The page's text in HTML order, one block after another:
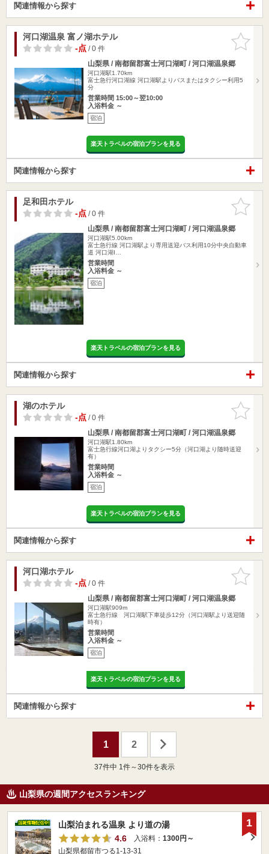
関連情報から探す
お気に入
りに追加
河口湖温泉 富ノ湖ホテル
-点/ 0 件
山梨県 / 南都留郡富士河口湖町 / 河口湖温泉郷
河口湖駅1.70km
富士急行河口湖線 河口湖駅よりバスまたはタクシー利用5
分
営業時間 15:00～翌10:00
入浴料金 ～
宿泊
楽天トラベルの宿泊プランを見る
関連情報から探す
お気に入
りに追加
足和田ホテル
-点/ 0 件
山梨県 / 南都留郡富士河口湖町 / 河口湖温泉郷
河口湖駅5.00km
富士急行線 河口湖駅より専用送迎バス利用10分中央自動車
道 河口湖I…
営業時間
入浴料金 ～
宿泊
楽天トラベルの宿泊プランを見る
関連情報から探す
お気に入
りに追加
湖のホテル
-点/ 0 件
山梨県 / 南都留郡富士河口湖町 / 河口湖温泉郷
河口湖駅1.80km
富士急行線河口湖よりタクシー5分（河口湖より随時送迎
有）
営業時間
入浴料金 ～
宿泊
楽天トラベルの宿泊プランを見る
関連情報から探す
お気に入
りに追加
河口湖ホテル
-点/ 0 件
山梨県 / 南都留郡富士河口湖町 / 河口湖温泉郷
河口湖駅909m
富士急行線 河口湖駅下車徒歩12分（河口湖駅より送迎随
時有）
営業時間
入浴料金 ～
宿泊
楽天トラベルの宿泊プランを見る
関連情報から探す
1 2
37件中 1件～30件を表示
山梨県の週間アクセスランキング
山梨泊まれる温泉 より道の湯
4.6
入浴料： 1300円～
山梨県都留市つる1-13-31
1